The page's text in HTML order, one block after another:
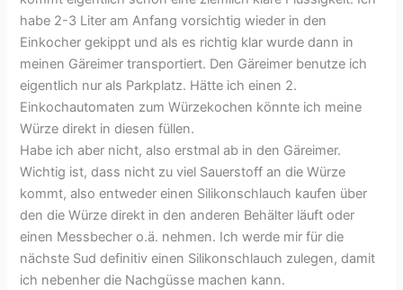
habe 2-3 Liter am Anfang vorsichtig wieder in den
Einkocher gekippt und als es richtig klar wurde dann in
meinen Gäreimer transportiert. Den Gäreimer benutze ich
eigentlich nur als Parkplatz. Hätte ich einen 2.
Einkochautomaten zum Würzekochen könnte ich meine
Würze direkt in diesen füllen.
Habe ich aber nicht, also erstmal ab in den Gäreimer.
Wichtig ist, dass nicht zu viel Sauerstoff an die Würze
kommt, also entweder einen Silikonschlauch kaufen über
den die Würze direkt in den anderen Behälter läuft oder
einen Messbecher o.ä. nehmen. Ich werde mir für die
nächste Sud definitiv einen Silikonschlauch zulegen, damit
ich nebenher die Nachgüsse machen kann.